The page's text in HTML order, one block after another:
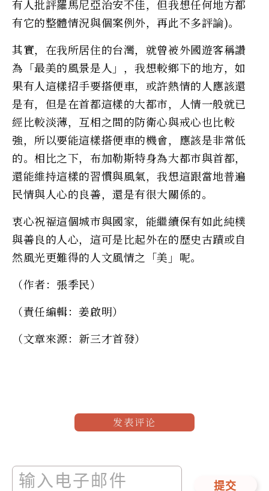
有人批評羅馬尼亞治安不佳，但我想任何地方都
有它的整體情況與個案例外，再此不多評論)。
其實，在我所居住的台灣，就曾被外國遊客稱讚
為「最美的風景是人」，我想較鄉下的地方，如
果有人這樣招手要搭便車，或許熱情的人應該還
是有，但是在首都這樣的大都市，人情一般就已
經比較淡薄，互相之間的防衛心與戒心也比較
強，所以要能這樣搭便車的機會，應該是非常低
的。相比之下，布加勒斯特身為大都市與首都，
還能維持這樣的習慣與風氣，我想這跟當地普遍
民情與人心的良善，還是有很大關係的。
衷心祝福這個城市與國家，能繼續保有如此純樸
與善良的人心，這可是比起外在的歷史古蹟或自
然風光更難得的人文風情之「美」呢。
（作者：張季民）
（責任編輯：姜啟明）
（文章來源：新三才首發）
发表评论
提交